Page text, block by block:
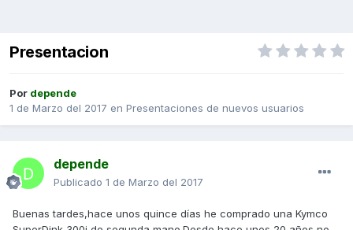
Presentacion
Por depende
1 de Marzo del 2017 en Presentaciones de nuevos usuarios
depende
Publicado 1 de Marzo del 2017
Buenas tardes,hace unos quince días he comprado una Kymco